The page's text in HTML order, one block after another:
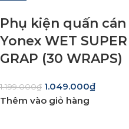
Phụ kiện quấn cán
Yonex WET SUPER
GRAP (30 WRAPS)
1.199.000₫ 1.049.000₫
Thêm vào giỏ hàng